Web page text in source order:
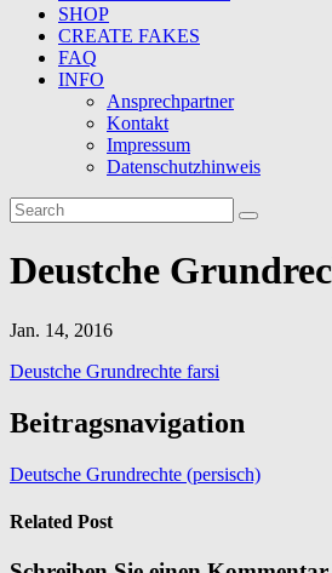
SHOP
CREATE FAKES
FAQ
INFO
Ansprechpartner
Kontakt
Impressum
Datenschutzhinweis
Deustche
Jan. 14, 2016
Deustche Grundrechte farsi
Beitragsnavigation
Deutsche Grundrechte (persisch)
Related Post